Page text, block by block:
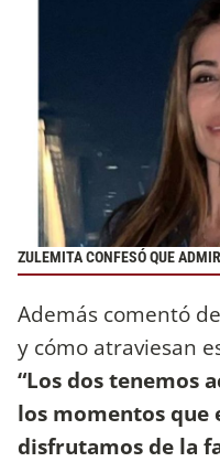
ZULEMITA CONFESÓ QUE
Además comentó
y cómo atraviesan
“Los dos tenemos
los momentos que
disfrutamos de la